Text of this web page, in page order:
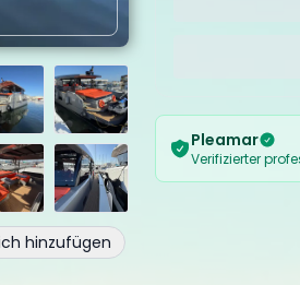
hinzufügen
Pleamar
Verifizierter